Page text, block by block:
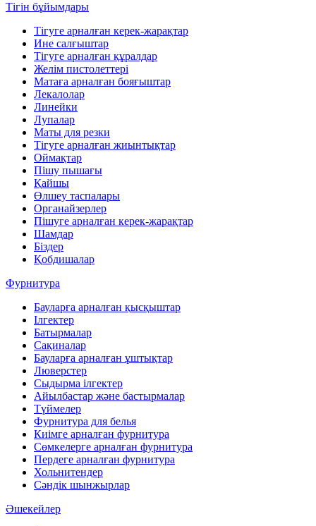
Тігін бұйымдары
Тігуге арналған керек-жарақтар
Ине салғыштар
Тігуге арналған құралдар
Желім пистолеттері
Матаға арналған бояғыштар
Лекалолар
Линейки
Лупалар
Маты для резки
Тігуге арналған жиынтықтар
Оймақтар
Пішу пышағы
Қайшы
Өлшеу таспалары
Органайзерлер
Пішуге арналған керек-жарақтар
Шамдар
Біздер
Қобдишалар
Фурнитура
Бауларға арналған қысқыштар
Ілгектер
Батырмалар
Сақиналар
Бауларға арналған ұштықтар
Люверстер
Сыдырма ілгектер
Айылбастар және бастырмалар
Түймелер
Фурнитура для белья
Киімге арналған фурнитура
Сөмкелерге арналған фурнитура
Пердеге арналған фурнитура
Хольнитендер
Сәндік шынжырлар
Әшекейлер